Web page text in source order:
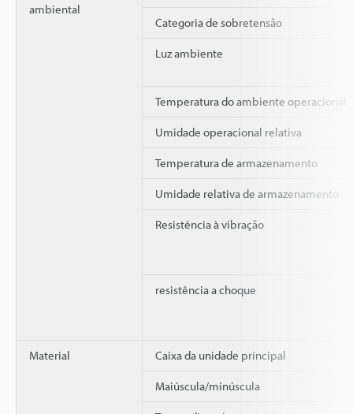
ambiental
Categoria de sobretensão
Luz ambiente
Temperatura do ambiente operacional
Umidade operacional relativa
Temperatura de armazenamento
Umidade relativa de armazenamento
Resistência à vibração
resistência a choque
Material Caixa da unidade principal
Maiúscula/minúscula